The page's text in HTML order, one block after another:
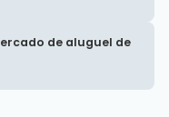
de aluguel de